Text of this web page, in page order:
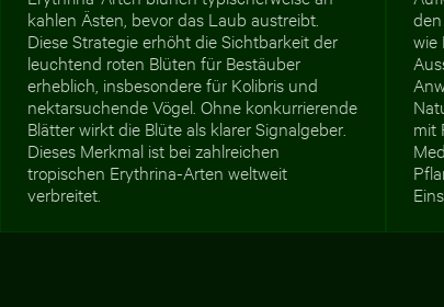
kahlen Ästen, bevor das Laub austreibt.
Diese Strategie erhöht die Sichtbarkeit der
leuchtend roten Blüten für Bestäuber
erheblich, insbesondere für Kolibris und
nektarsuchende Vögel. Ohne konkurrierende
Blätter wirkt die Blüte als klarer Signalgeber.
Dieses Merkmal ist bei zahlreichen
tropischen Erythrina-Arten weltweit
verbreitet.
wie
mit